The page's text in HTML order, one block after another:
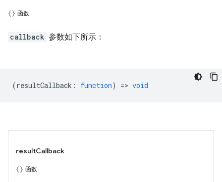
函数
callback 参数如下所示：
(resultCallback : function) => void
resultCallback
函数